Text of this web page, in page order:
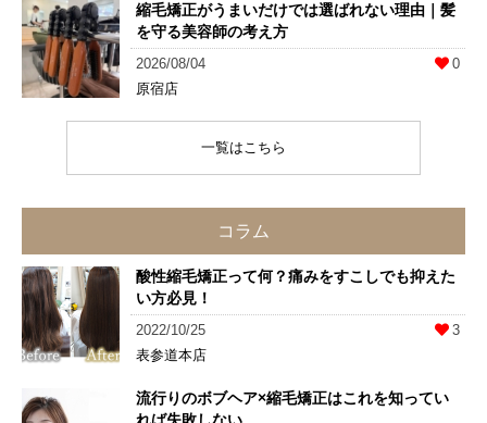
縮毛矯正がうまいだけでは選ばれない理由｜髪
を守る美容師の考え方
2026/08/04
0
原宿店
一覧はこちら
コラム
酸性縮毛矯正って何？痛みをすこしでも抑えた
い方必見！
2022/10/25
3
表参道本店
流行りのボブヘア×縮毛矯正はこれを知ってい